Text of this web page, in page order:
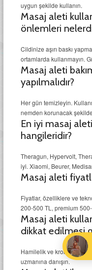
uygun şekilde kullanın.
Masaj aleti
önlemleri
Cildinize aşırı baskı
ortamlarda kullanmayın.
Masaj aleti
yapılmalıdır?
Her gün temizleyin.
nemden korunacak
En iyi masaj
hangileridir?
Theragun, Hypervolt,
iyi. Xiaomi, Beurer,
Masaj aleti
Fiyatlar, özelliklere ve
200-500 TL, premium
Masaj aleti
dikkat edilmesi
Hamilelik ve kronik
uzmanına danışın.